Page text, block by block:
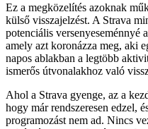
Ez a megközelítés azoknak
külső visszajelzést. A Strava
potenciális
amely azt koronázza meg, aki
napos ablakban a legtöbb
ismerős útvonalakhoz való
Ahol a Strava gyenge, az a
hogy már rendszeresen edzel,
programozást nem ad. Nincs